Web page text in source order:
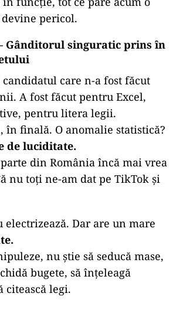
pericol.
Gânditorul singuratic prins în
candidatul care n-a fost făcut
A fost făcut pentru Excel,
pentru litera legii.
în finală. O anomalie statistică?
de luciditate.
parte din România încă mai vrea
nu toți ne-am dat pe TikTok și
electrizează. Dar are un mare
nu știe să seducă mase,
bugete, să înțeleagă
citească legi.